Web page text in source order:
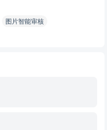
图片智能审核